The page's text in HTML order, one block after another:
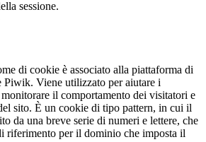
sessione.
di cookie è associato alla piattaforma di
Piwik. Viene utilizzato per aiutare i
il comportamento dei visitatori e
sito. È un cookie di tipo pattern, in cui il
da una breve serie di numeri e lettere, che
riferimento per il dominio che imposta il